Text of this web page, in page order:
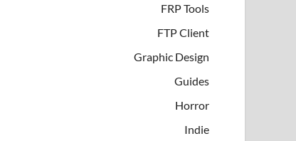
FRP Tools
FTP Client
Graphic Design
Guides
Horror
Indie